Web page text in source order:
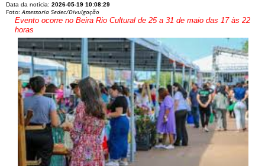
Data da notícia: 2026-05-19 10:08:29
Foto:Assessoria Sedec/Divulgação
Evento ocorre no Beira Rio Cultural de 25 a 31 de maio das 17 às 22
horas